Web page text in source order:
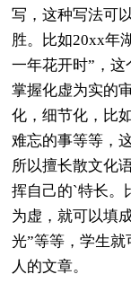
写，这种写法可
胜。比如20xx年
一年花开时”，
掌握化虚为实的
化，细节化，比
难忘的事等等，
所以擅长散文化
挥自己的`特长。
为虚，就可以填
光”等等，学生
人的文章。